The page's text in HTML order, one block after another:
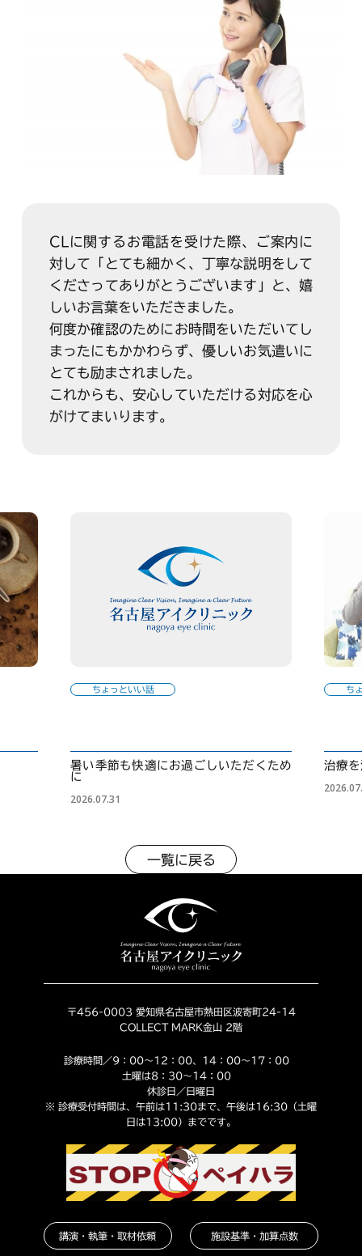
CLに関するお電話を受けた際、ご案内に
対して「とても細かく、丁寧な説明をして
くださってありがとうございます」と、嬉
しいお言葉をいただきました。
何度か確認のためにお時間をいただいてし
まったにもかかわらず、優しいお気遣いに
とても励まされました。
これからも、安心していただける対応を心
がけてまいります。
ちょっといい話
暑い季節も快適にお過ごしいただくため
に
2026.07.31
ち
治療
一覧に戻る
〒456-0003 愛知県名古屋市熱田区波寄町24-14
COLLECT MARK金山 2階
診療時間／9：00～12：00、14：00～17：00
土曜は8：30～14：00
休診日／日曜日
※ 診療受付時間は、午前は11:30まで、午後は16:30（土曜
日は13:00）までです。
講演・執筆・取材依頼 施設基準・加算点数